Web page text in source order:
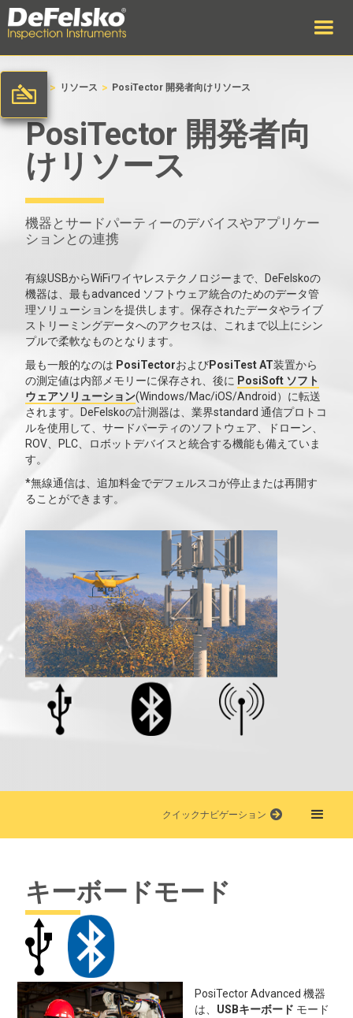
ホーム > リソース > PosiTector 開発者向けリソース
PosiTector 開発者向
けリソース
機器とサードパーティーのデバイスやアプリケー
ションとの連携
有線USBからWiFiワイヤレステクノロジーまで、DeFelskoの
機器は、最もadvanced ソフトウェア統合のためのデータ管
理ソリューションを提供します。保存されたデータやライブ
ストリーミングデータへのアクセスは、これまで以上にシン
プルで柔軟なものとなります。
最も一般的なのは PosiTectorおよびPosiTest AT装置から
の測定値は内部メモリーに保存され、後に PosiSoft ソフト
ウェアソリューション(Windows/Mac/iOS/Android）に転送
されます。DeFelskoの計測器は、業界standard 通信プロトコ
ルを使用して、サードパーティのソフトウェア、ドローン、
ROV、PLC、ロボットデバイスと統合する機能も備えていま
す。
*無線通信は、追加料金でデフェルスコが停止または再開す
ることができます。
クイックナビゲーション
キーボードモード
PosiTector Advanced 機器
は、 USBキーボード モード